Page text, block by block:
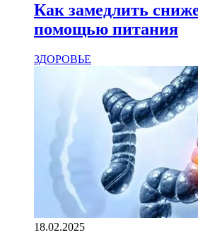
Как замедлить
помощью питания
ЗДОРОВЬЕ
18.02.2025